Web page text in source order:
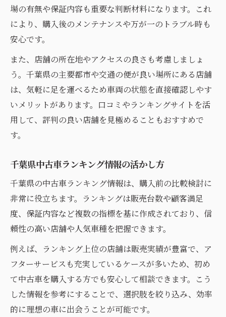
場の有無や保証内容も重要な判断材料になります。これ
により、購入後のメンテナンスや万が一のトラブル時も
安心です。
また、店舗の所在地やアクセスの良さも考慮しましょ
う。千葉県の主要都市や交通の便が良い場所にある店舗
は、気軽に足を運べるため車両の状態を直接確認しやす
いメリットがあります。口コミやランキングサイトを活
用して、評判の良い店舗を見極めることもおすすめで
す。
千葉県中古車ランキング情報の活かし方
千葉県の中古車ランキング情報は、購入前の比較検討に
非常に役立ちます。ランキングは販売台数や顧客満足
度、保証内容など複数の指標を基に作成されており、信
頼性の高い店舗や人気車種を把握できます。
例えば、ランキング上位の店舗は販売実績が豊富で、ア
フターサービスも充実しているケースが多いため、初め
て中古車を購入する方でも安心して相談できます。こう
した情報を参考にすることで、選択肢を絞り込み、効率
的に理想の車に出会うことが可能です。